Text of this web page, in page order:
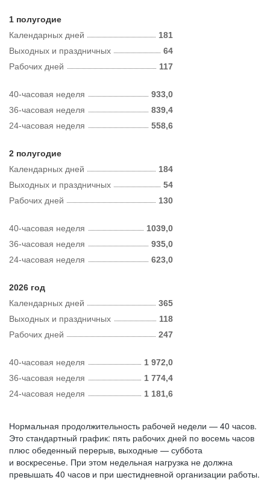
1 полугодие
Календарных дней
181
Рабочих дней 117
Выходных и праздничных 64
40-часовая неделя
933,0
36-часовая неделя
839,4
24-часовая неделя
558,6
2 полугодие
Календарных дней
184
Рабочих дней 130
Выходных и праздничных 54
40-часовая неделя
1039,0
36-часовая неделя
935,0
24-часовая неделя
623,0
2026 год
Календарных дней
365
Рабочих дней 247
Выходных и праздничных 118
40-часовая неделя
1 972,0
36-часовая неделя
1 774,4
24-часовая неделя
1 181,6
Нормальная продолжительность рабочей недели — 40 часов.
Это стандартный график: пять рабочих дней по восемь часов
плюс обеденный перерыв, выходные — суббота
и воскресенье. При этом недельная нагрузка не должна
превышать 40 часов и при шестидневной организации работы.